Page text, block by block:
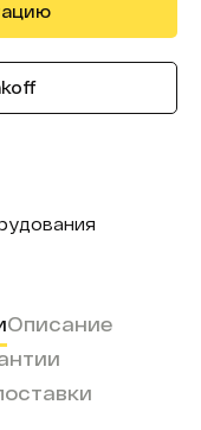
Описание